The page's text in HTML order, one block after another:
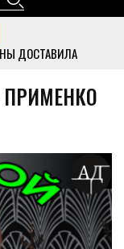
ДОСТАВИЛА
МЕДИАОБОРОНЫ
ОБЛАСТЬ
...
ПОМОЩЬ В
...
НАЙТИ АВТО ДЛЯ
ДЛЯ УКРАИНСКИХ
ПРИМЕНКО